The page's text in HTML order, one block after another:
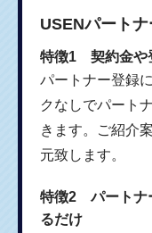
USENパート
特徴1 契約金や
パートナー登録
クなしでパート
きます。ご紹介
元致します。
特徴2 パートナ
るだけ